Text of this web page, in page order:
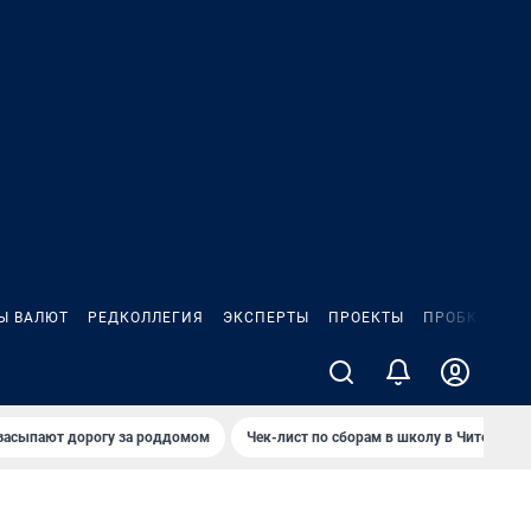
ВАЛЮТ РЕДКОЛЛЕГИЯ ЭКСПЕРТЫ ПРОЕКТЫ ПРОБКИ
дорогу за роддомом Чек-лист по сборам в школу в Чите